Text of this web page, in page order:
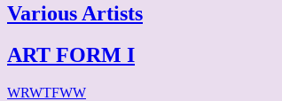
Various Artists
ART FORM I
WRWTFWW